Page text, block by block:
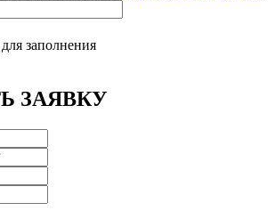
заполнения
ЗАЯВКУ